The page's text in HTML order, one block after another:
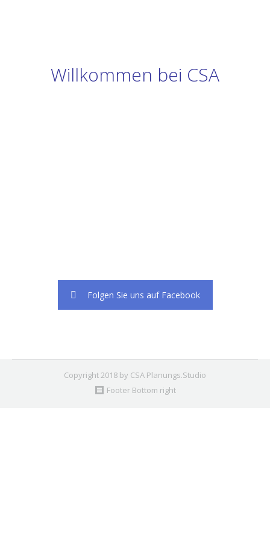
Willkommen bei CSA
Folgen Sie uns auf Facebook
Copyright 2018 by CSA Planungs.Studio
Footer Bottom right